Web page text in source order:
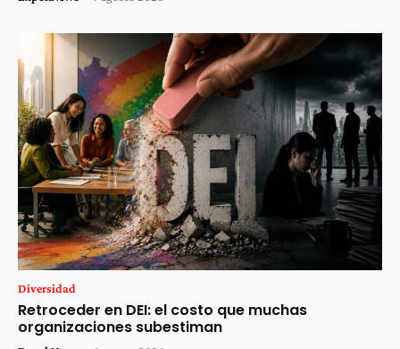
Diversidad
Retroceder en DEI: el costo que muchas
organizaciones subestiman